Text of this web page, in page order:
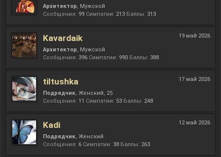
Архитектор, Мужской
Сообщения: 99 Симпатии: 213 Баллы: 313
19 май 2026
Kavardaik
Архитектор, Мужской
Сообщения: 396 Симпатии: 990 Баллы: 388
17 май 2026
tiltushka
Подрядчик, Женский, 25
Сообщения: 11 Симпатии: 53 Баллы: 248
12 май 2026
Kadi
Подрядчик, Женский
Сообщения: 6 Симпатии: 38 Баллы: 263